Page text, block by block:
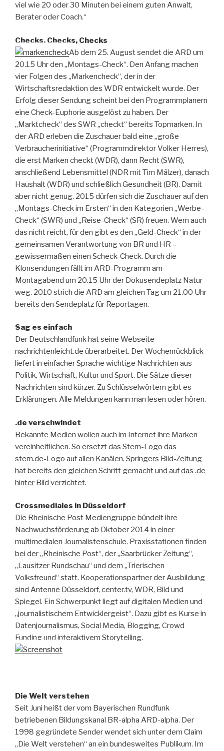
viel wie 20 oder 30 Minuten bei einem guten Anwalt,
Berater oder Coach.“
Checks, Checks, Checks
Ab dem 25. August sendet die ARD um
20.15 Uhr den „Montags-Check“. Den Anfang machen
vier Folgen des „Markencheck“, der in der
Wirtschaftsredaktion des WDR entwickelt wurde. Der
Erfolg dieser Sendung scheint bei den Programmplanern
eine Check-Euphorie ausgelöst zu haben. Der
„Marktcheck“ des SWR „checkt“ bereits Topmarken. In
der ARD erleben die Zuschauer bald eine „große
Verbraucherinitiative“ (Programmdirektor Volker Herres),
die erst Marken checkt (WDR), dann Recht (SWR),
anschließend Lebensmittel (NDR mit Tim Mälzer), danach
Haushalt (WDR) und schließlich Gesundheit (BR). Damit
aber nicht genug. 2015 dürfen sich die Zuschauer auf den
„Montags-Check im Ersten“ in den Kategorien „Werbe-
Check“ (SWR) und „Reise-Check“ (SR) freuen. Wem auch
das nicht reicht, für den gibt es den „Geld-Check“ in der
gemeinsamen Verantwortung von BR und HR –
gewissermaßen einen Scheck-Check. Durch die
Klonsendungen fällt im ARD-Programm am
Montagabend um 20.15 Uhr der Dokusendeplatz Natur
weg. 2010 strich die ARD am gleichen Tag um 21.00 Uhr
bereits den Sendeplatz für Reportagen.
Sag es einfach
Der Deutschlandfunk hat seine Webseite
nachrichtenleicht.de überarbeitet. Der Wochenrückblick
liefert in einfacher Sprache wichtige Nachrichten aus
Politik, Wirtschaft, Kultur und Sport. Die Sätze dieser
Nachrichten sind kürzer. Zu Schlüsselwörtern gibt es
Erklärungen. Alle Meldungen kann man lesen oder hören.
.de verschwindet
Bekannte Medien wollen auch im Internet ihre Marken
vereinheitlichen. So ersetzt das Stern-Logo das
stern.de-Logo auf allen Kanälen. Springers Bild-Zeitung
hat bereits den gleichen Schritt gemacht und auf das .de
hinter Bild verzichtet.
Crossmediales in Düsseldorf
Die Rheinische Post Mediengruppe bündelt ihre
Nachwuchsförderung ab Oktober 2014 in einer
multimedialen Journalistenschule. Praxisstationen finden
bei der „Rheinische Post“, der „Saarbrücker Zeitung“,
„Lausitzer Rundschau“ und dem „Trierischen
Volksfreund“ statt. Kooperationspartner der Ausbildung
sind Antenne Düsseldorf, center.tv, WDR, Bild und
Spiegel. Ein Schwerpunkt liegt auf digitalen Medien und
„journalistischem Entwicklergeist“. Dazu gibt es Kurse in
Datenjournalismus, Social Media, Blogging, Crowd
Funding und interaktivem Story­telling.
Die Welt verstehen
Seit Juni heißt der vom Bayerischen Rundfunk
betriebenen Bildungskanal BR-alpha ARD-alpha. Der
1998 gegründete Sender wendet sich unter dem Claim
„Die Welt verstehen“ an ein bundesweites Publikum. Im